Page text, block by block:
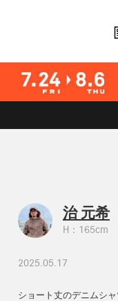
治 元希
H：165cm
2025.05.17
ショート丈のデニムシ